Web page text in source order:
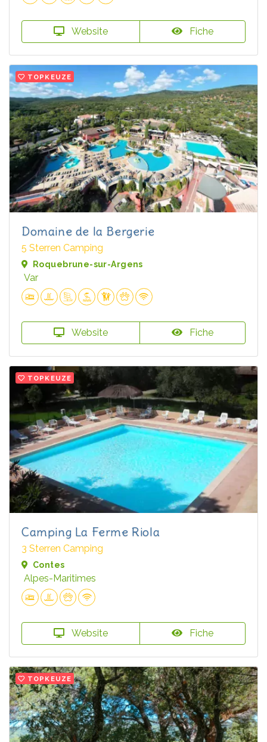
Website Fiche
TOPKEUZE
Domaine de la Bergerie
5 Sterren Camping
Roquebrune-sur-Argens
Var
Website Fiche
TOPKEUZE
Camping La Ferme Riola
3 Sterren Camping
Contes
Alpes-Maritimes
Website Fiche
TOPKEUZE